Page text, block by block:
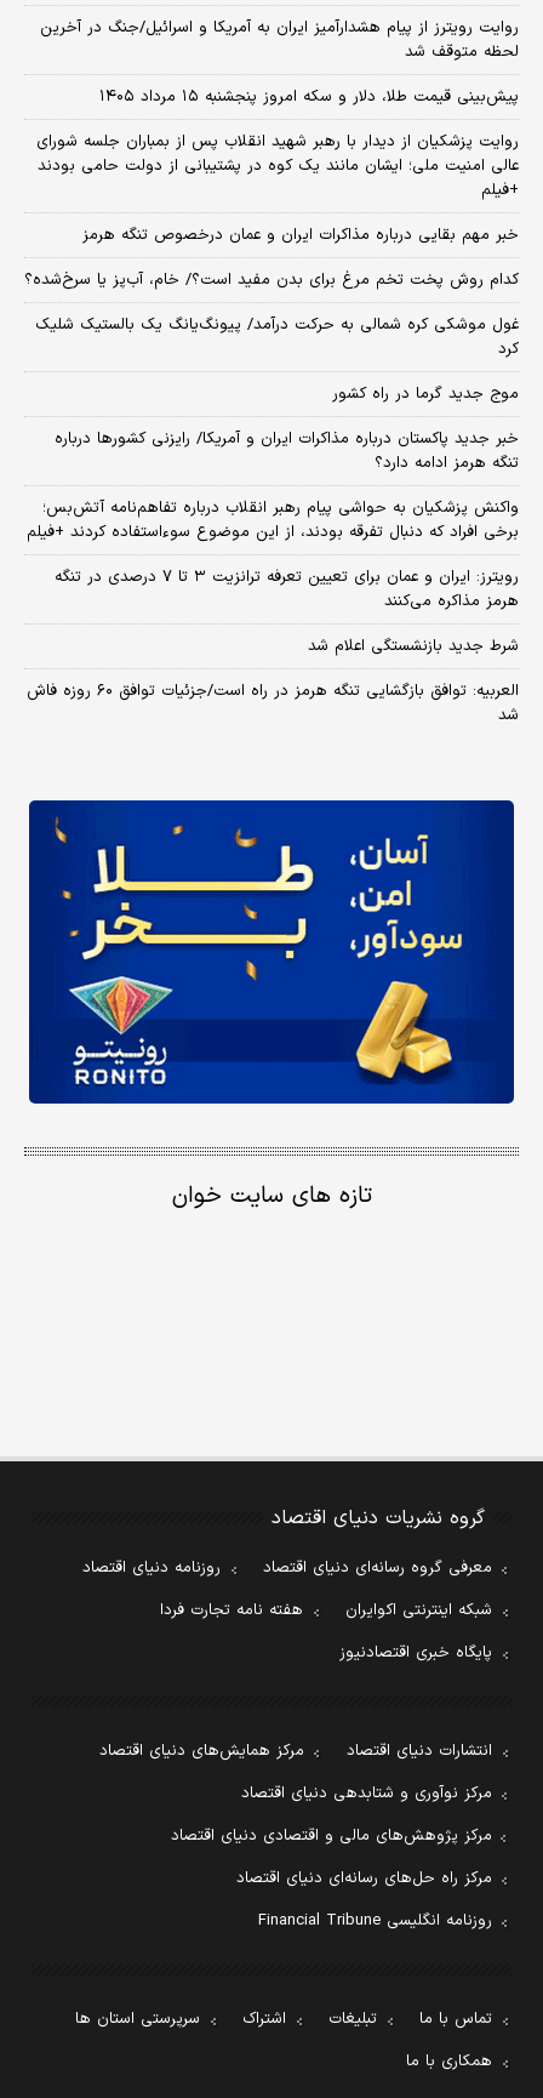
روایت رویترز از پیام هشدارآمیز ایران به آمریکا و اسرائیل/جنگ در آخرین
لحظه متوقف شد
پیش‌بینی قیمت طلا، دلار و سکه امروز پنجشنبه ۱۵ مرداد ۱۴۰۵
روایت پزشکیان از دیدار با رهبر شهید انقلاب پس از بمباران جلسه شورای
عالی امنیت ملی؛ ایشان مانند یک کوه در پشتیبانی از دولت حامی بودند
+فیلم
خبر مهم بقایی درباره مذاکرات ایران و عمان درخصوص تنگه هرمز
کدام روش پخت تخم مرغ برای بدن مفید است؟/ خام، آب‌پز یا سرخ‌شده؟
غول موشکی کره شمالی به حرکت درآمد/ پیونگ‌یانگ یک بالستیک شلیک
کرد
موج جدید گرما در راه کشور
خبر جدید پاکستان درباره مذاکرات ایران و آمریکا/ رایزنی کشورها درباره
تنگه هرمز ادامه دارد؟
واکنش پزشکیان به حواشی پیام رهبر انقلاب درباره تفاهم‌نامه آتش‌بس؛
برخی افراد که دنبال تفرقه بودند، از این موضوع سوءاستفاده کردند +فیلم
رویترز: ایران و عمان برای تعیین تعرفه ترانزیت ۳ تا ۷ درصدی در تنگه
هرمز مذاکره می‌کنند
شرط جدید بازنشستگی اعلام شد
العربیه: توافق بازگشایی تنگه هرمز در راه است/جزئیات توافق ۶۰ روزه فاش
شد
تازه های سایت خوان
گروه نشریات دنیای اقتصاد
معرفی گروه رسانه‌ای دنیای اقتصاد
روزنامه دنیای اقتصاد
شبکه اینترنتی اکوایران
هفته نامه تجارت فردا
پایگاه خبری اقتصادنیوز
انتشارات دنیای اقتصاد
مرکز همایش‌های دنیای اقتصاد
مرکز نوآوری و شتابدهی دنیای اقتصاد
مرکز پژوهش‌های مالی و اقتصادی دنیای اقتصاد
مرکز راه حل‌های رسانه‌ای دنیای اقتصاد
روزنامه انگلیسی Financial Tribune
تماس با ما تبلیغات اشتراک
سرپرستی استان ها
همکاری با ما